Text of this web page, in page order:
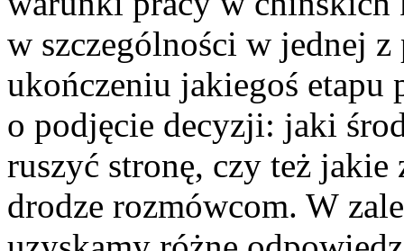
w szczególności w jednej
ukończeniu jakiegoś
o podjęcie decyzji: jaki
ruszyć stronę, czy też jakie
drodze rozmówcom. W